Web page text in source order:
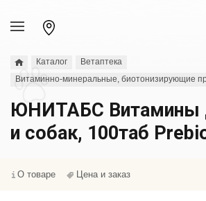
Каталог
Ветаптека
Витаминно-минеральные, биотонизирующие
ЮНИТАБС Витамины
и собак, 100таб
О товаре Цена и заказ